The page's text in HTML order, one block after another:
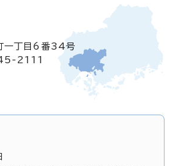
一丁目6番34号
2111